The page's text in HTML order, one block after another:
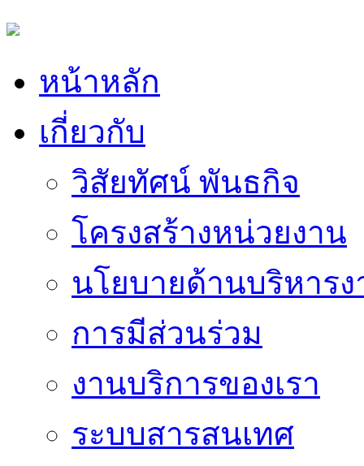
หน้าหลัก
เกี่ยวกับ
วิสัยทัศน์ พันธกิจ
โครงสร้างหน่วยงาน
นโยบายด้านบริหาร
การมีส่วนร่วม
งานบริการของเรา
ระบบสารสนเทศ